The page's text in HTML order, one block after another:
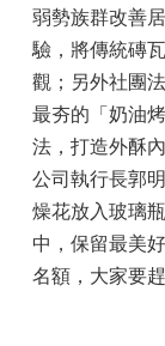
弱勢族群改善
驗，將傳統磚
觀；另外社團
最夯的「奶油
法，打造外酥
公司執行長郭
燥花放入玻璃
中，保留最美
名額，大家要